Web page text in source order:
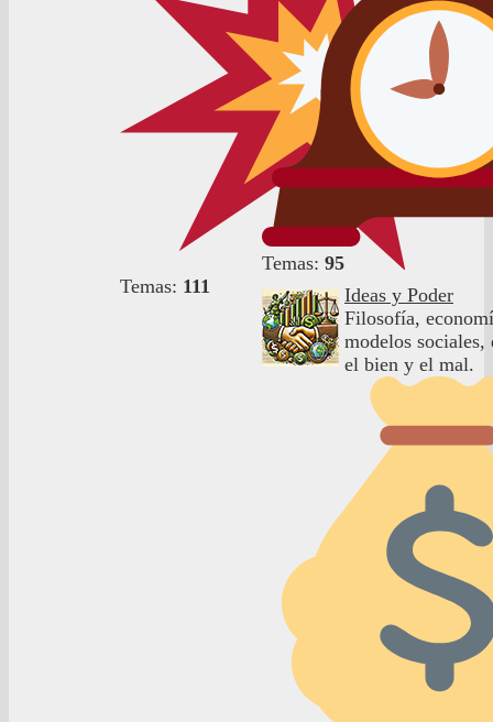
Temas: 111
Temas: 95
Ideas y Poder
Filosofía,
modelos sociales,
el bien y el mal.